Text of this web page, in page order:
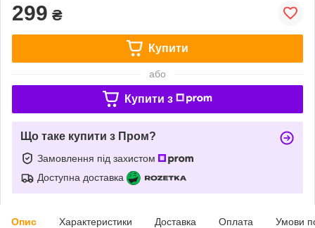
299 ₴
Купити
або
Купити з
Що таке купити з Пром?
Замовлення під захистом
Доступна доставка
Опис Характеристики Доставка Оплата Умови